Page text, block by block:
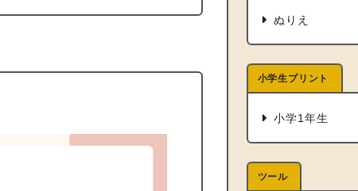
ぬりえ
小学生プリント
小学1年生
ツール